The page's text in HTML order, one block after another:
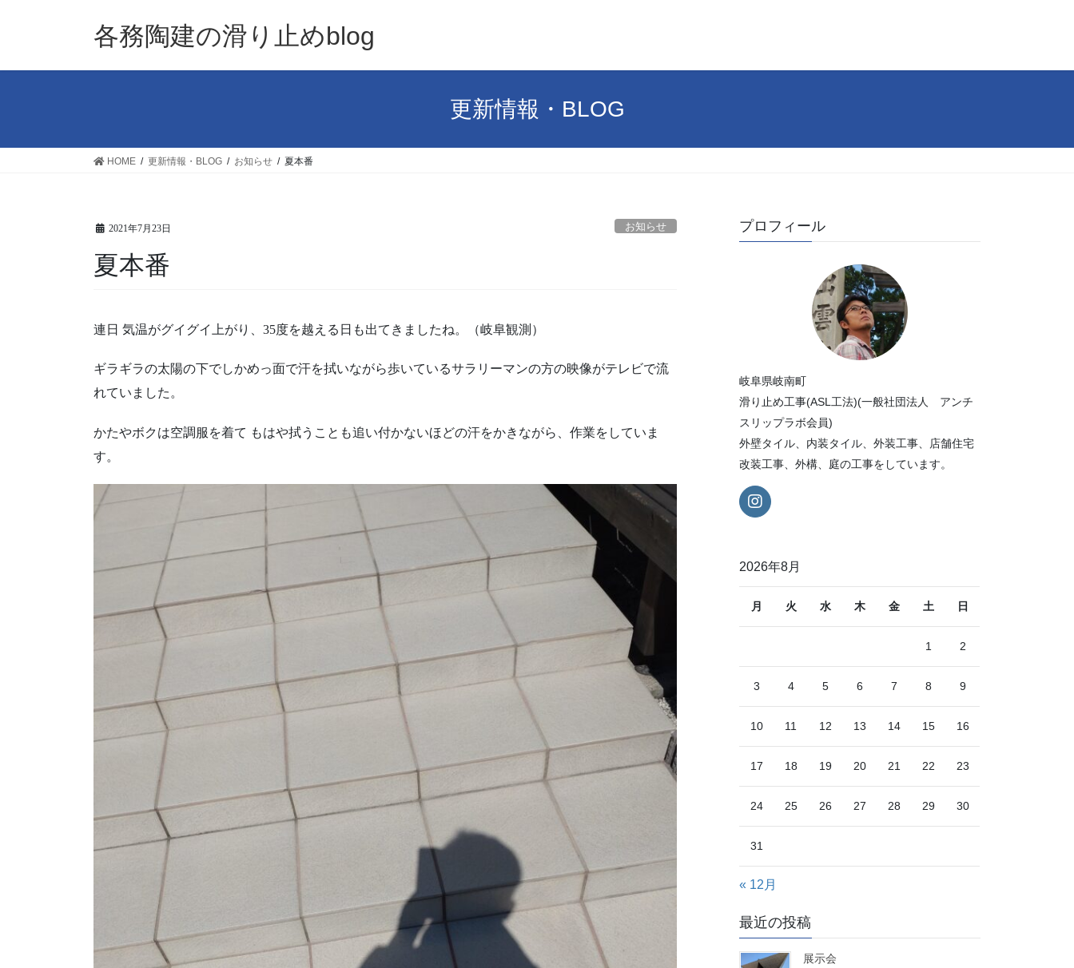
各務陶建の滑り止めblog
更新情報・BLOG
HOME 更新情報・BLOG お知らせ 夏本番
2021年7月23日 お知らせ
夏本番
連日 気温がグイグイ上がり、35度を越える日も出てきましたね。（岐阜観測）
ギラギラの太陽の下でしかめっ面で汗を拭いながら歩いているサラリーマンの方の映像がテレビで流
れていました。
かたやボクは空調服を着て もはや拭うことも追い付かないほどの汗をかきながら、作業をしていま
す。
プロフィール
岐阜県岐南町
滑り止め工事(ASL工法)(一般社団法人 アンチ
スリップラボ会員)
外壁タイル、内装タイル、外装工事、店舗住宅
改装工事、外構、庭の工事をしています。
2026年8月
月 火 水 木 金 土 日
1 2
3 4 5 6 7 8 9
10 11 12 13 14 15 16
17 18 19 20 21 22 23
24 25 26 27 28 29 30
31
« 12月
最近の投稿
展示会